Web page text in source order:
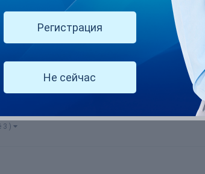
3 )
Регистрация
Не сейчас